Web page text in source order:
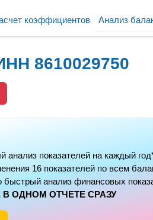
Анализ
коэффициентов
8610029750
анализ показателей на каждый
16 показателей по всем
быстрый анализ финансовых
ОДНОМ ОТЧЕТЕ СРАЗУ